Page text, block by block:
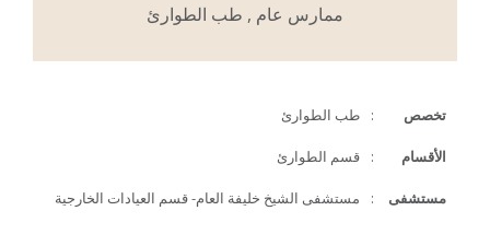
ممارس عام , طب الطوارئ
تخصص : طب الطوارئ
الأقسام : قسم الطوارئ
مستشفى : مستشفى الشيخ خليفة العام- قسم العيادات الخارجية